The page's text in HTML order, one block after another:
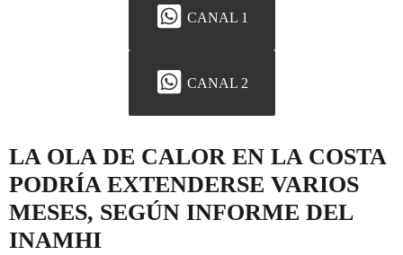
CANAL 1
CANAL 2
LA OLA DE CALOR EN LA COSTA
PODRÍA EXTENDERSE VARIOS
MESES, SEGÚN INFORME DEL
INAMHI